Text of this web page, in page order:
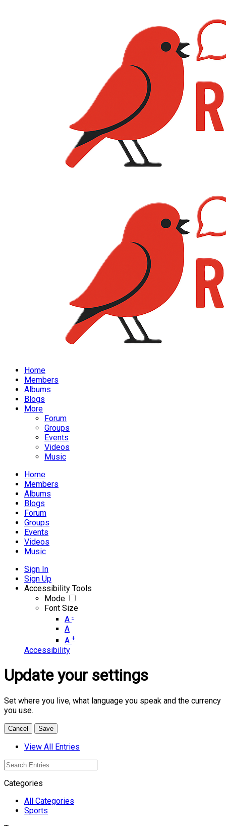
Home
Members
Albums
Blogs
More
Forum
Groups
Events
Videos
Music
Home
Members
Albums
Blogs
Forum
Groups
Events
Videos
Music
Sign In
Sign Up
Accessibility Tools
Mode
Font Size
A -
A
A +
Accessibility
Update your settings
Set where you live, what language you speak and the currency
you use.
Cancel Save
View All Entries
Categories
All Categories
Sports